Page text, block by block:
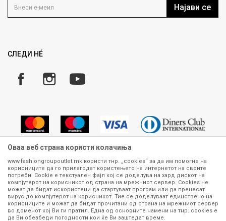
Кариера
Како да купите
Замена и рефундација на производи
Плаќање
Најави се
СЛЕДИ НÉ
Сите информации околу производите кои се изложени на нашата
онлајн продавница се стремиме да бидат конкретни, точни и прецизни,
меѓутоа не можеме да гарантираме дека се без ниту една грешка или
пак дека сите производи во моментот се достапни на залиха.
Фотографиите се најверодостојниот приказ на производот. Доколку
дојде до потреба за замена на производ или рефундација, процедурата
Оваа веб страна користи колачиња
www.fashiongroupoutlet.mk користи тнр. „cookies“ за да им помогне на
корисниците да го прилагодат користењето на интернетот на своите
потреби. Cookie е текстуален фајл кој се доделува на хард дискот на
компјутерот на корисникот од страна на мрежниот сервер. Cookies не
можат да бидат искористени да стартуваат програм или да пренесат
вирус до компјутерот на корисникот. Тие се доделуваат единствено на
корисниците и можат да бидат прочитани од страна на мрежниот сервер
во доменот кој Ви ги пратил. Една од основните намени на тнр. сookies е
да Ви обезбеди погодности кои ќе Ви заштедат време.